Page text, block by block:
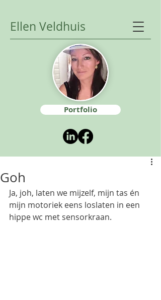
Ellen Veldhuis
Portfolio
Goh
Ja, joh, laten we mijzelf, mijn tas én
mijn motoriek eens loslaten in een
hippe wc met sensorkraan.